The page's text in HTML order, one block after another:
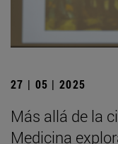
27 | 05 | 2025
Más allá de la
Medicina